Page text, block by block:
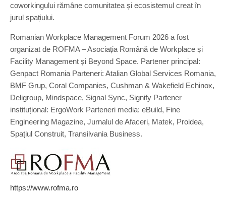
coworkingului rămâne comunitatea și ecosistemul creat în
jurul spațiului.
Romanian Workplace Management Forum 2026 a fost
organizat de ROFMA – Asociația Română de Workplace și
Facility Management și Beyond Space. Partener principal:
Genpact Romania Parteneri: Atalian Global Services Romania,
BMF Grup, Coral Companies, Cushman & Wakefield Echinox,
Deligroup, Mindspace, Signal Sync, Signify Partener
instituțional: ErgoWork Parteneri media: eBuild, Fine
Engineering Magazine, Jurnalul de Afaceri, Matek, Proidea,
Spațiul Construit, Transilvania Business.
https://www.rofma.ro